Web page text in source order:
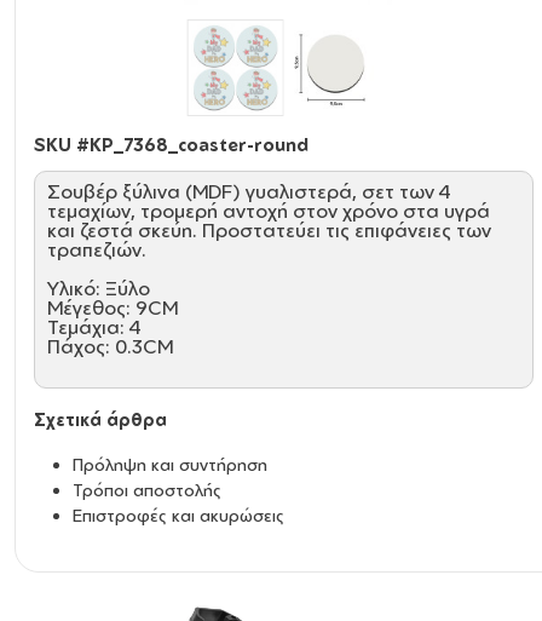
SKU #KP_7368_coaster-round
Σουβέρ ξύλινα (MDF) γυαλιστερά, σετ των 4
τεμαχίων, τρομερή αντοχή στον χρόνο στα υγρά
και ζεστά σκεύη. Προστατεύει τις επιφάνειες των
τραπεζιών.
Υλικό: Ξύλο
Μέγεθος: 9CM
Τεμάχια: 4
Πάχος: 0.3CM
Σχετικά άρθρα
Πρόληψη και συντήρηση
Τρόποι αποστολής
Επιστροφές και ακυρώσεις